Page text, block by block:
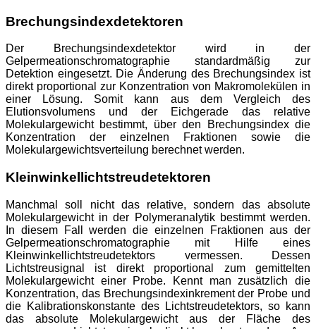
Brechungsindexdetektoren
Der Brechungsindexdetektor wird in der
Gelpermeationschromatographie standardmäßig zur
Detektion eingesetzt. Die Änderung des Brechungsindex ist
direkt proportional zur Konzentration von Makromolekülen in
einer Lösung. Somit kann aus dem Vergleich des
Elutionsvolumens und der Eichgerade das relative
Molekulargewicht bestimmt, über den Brechungsindex die
Konzentration der einzelnen Fraktionen sowie die
Molekulargewichtsverteilung berechnet werden.
Kleinwinkellichtstreudetektoren
Manchmal soll nicht das relative, sondern das absolute
Molekulargewicht in der Polymeranalytik bestimmt werden.
In diesem Fall werden die einzelnen Fraktionen aus der
Gelpermeationschromatographie mit Hilfe eines
Kleinwinkellichtstreudetektors vermessen. Dessen
Lichtstreusignal ist direkt proportional zum gemittelten
Molekulargewicht einer Probe. Kennt man zusätzlich die
Konzentration, das Brechungsindexinkrement der Probe und
die Kalibrationskonstante des Lichtstreudetektors, so kann
das absolute Molekulargewicht aus der Fläche des